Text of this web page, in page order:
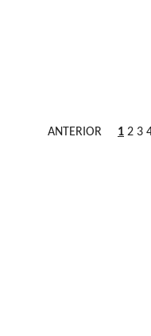
ANTERIOR 1 2 3